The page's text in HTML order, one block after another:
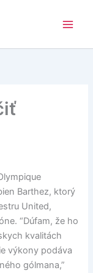
Barthez, ktorý
United,
“Dúfam, že ho
kvalitách
výkony podáva
gólmana,”